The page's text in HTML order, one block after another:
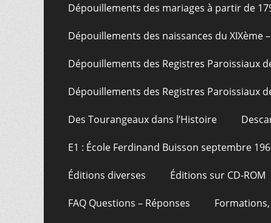
Dépouillements des mariages à partir de
Dépouillements des naissances du XIXème
Dépouillements des Registres Paroissiaux
Dépouillements des Registres Paroissiaux
Des Tourangeaux dans l’Histoire
E1 : École Ferdinand Buisson septembre
Éditions diverses Éditions sur CD-ROM
FAQ Questions – Réponses